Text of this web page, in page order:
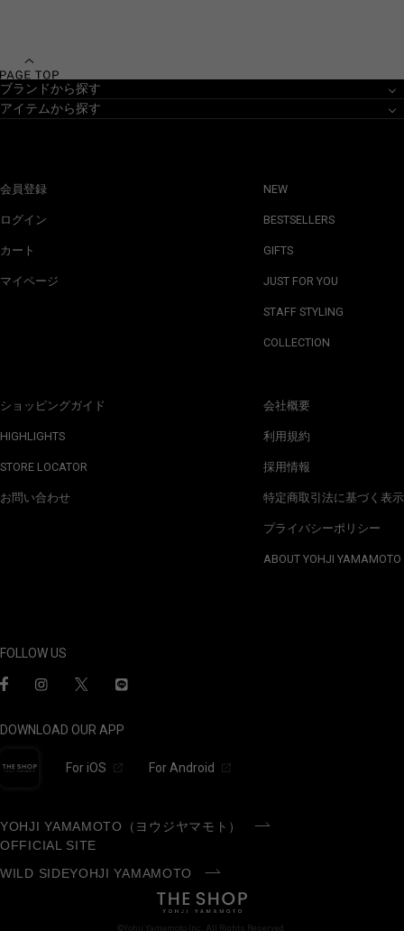
ブランドから探す
アイテムから探す
会員登録
ログイン
カート
マイページ
ショッピングガイド
HIGHLIGHTS
STORE LOCATOR
お問い合わせ
NEW
BESTSELLERS
GIFTS
JUST FOR YOU
STAFF STYLING
COLLECTION
会社概要
利用規約
採用情報
特定商取引法に基づく表示
プライバシーポリシー
ABOUT YOHJI YAMAMOTO
FOLLOW US
DOWNLOAD OUR APP
For iOS For Android
YOHJI YAMAMOTO（ヨウジヤマモト）
OFFICIAL SITE
WILD SIDEYOHJI YAMAMOTO
©Yohji Yamamoto Inc. All Rights Reserved.